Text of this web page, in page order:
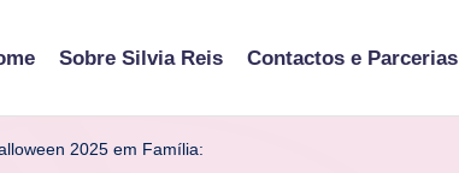
Sobre Silvia Reis Contactos e Parcerias
2025 em Família: